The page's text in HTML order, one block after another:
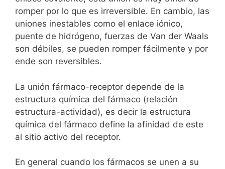
romper por lo que es irreversible. En cambio, las
uniones inestables como el enlace iónico,
puente de hidrógeno, fuerzas de Van der Waals
son débiles, se pueden romper fácilmente y por
ende son reversibles.
La unión fármaco-receptor depende de la
estructura química del fármaco (relación
estructura-actividad), es decir la estructura
química del fármaco define la afinidad de este
al sitio activo del receptor.
En general cuando los fármacos se unen a su